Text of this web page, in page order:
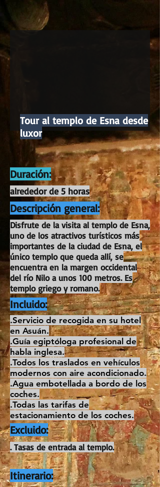
Tour al templo de Esna desde
luxor
Duración:
alrededor de 5 horas
Descripción general:
Disfrute de la visita al templo de Esna,
uno de los atractivos turísticos más
importantes de la ciudad de Esna, el
único templo que queda allí, se
encuentra en la margen occidental
del río Nilo a unos 100 metros. Es
templo griego y romano.
Incluido:
.Servicio de recogida en su hotel
en Asuán.
.Guía egiptóloga profesional de
habla inglesa.
.Todos los traslados en vehículos
modernos con aire acondicionado.
.Agua embotellada a bordo de los
coches.
.Todas las tarifas de
estacionamiento de los coches.
Excluido:
. Tasas de entrada al templo.
Itinerario: